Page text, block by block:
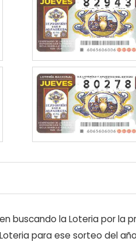
buscando la Loteria por la
para ese sorteo del